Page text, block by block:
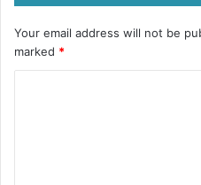
sekolah PASCH yang ingin
keberlanjutan dan memiliki
bagian dari gerakan yang
Your email address will not be
marked *